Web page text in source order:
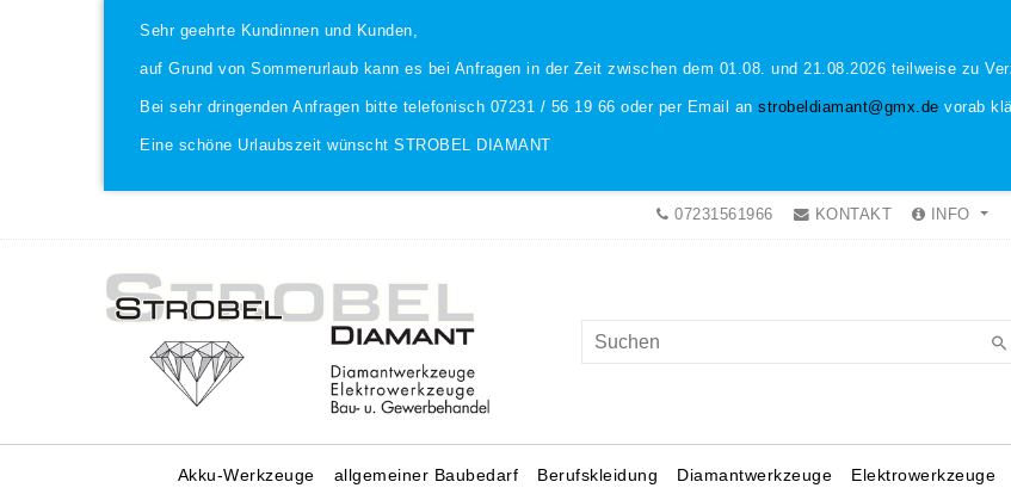
Sehr geehrte Kundinnen und Kunden,
auf Grund von Sommerurlaub kann es bei Anfragen in der Zeit zwischen dem 01.08. und 21.08.2026 teilweise zu
Bei sehr dringenden Anfragen bitte telefonisch 07231 / 56 19 66 oder per Email an strobeldiamant@gmx.de vorab
Eine schöne Urlaubszeit wünscht STROBEL DIAMANT
07231561966 KONTAKT INFO
Akku-Werkzeuge allgemeiner Baubedarf Berufskleidung Diamantwerkzeuge Elektrowerkzeuge